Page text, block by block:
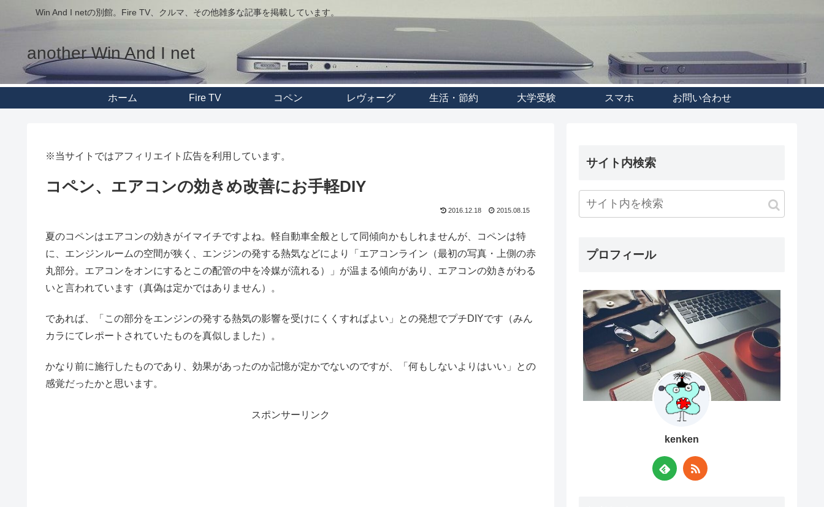
Win And I netの別館。Fire TV、クルマ、その他雑多な記事を掲載しています。
another Win And I net
ホーム Fire TV コペン レヴォーグ 生活・節約 大学受験 スマホ お問い合わせ
※当サイトではアフィリエイト広告を利用しています。
コペン、エアコンの効きめ改善にお手軽DIY
2016.12.18 2015.08.15
夏のコペンはエアコンの効きがイマイチですよね。軽自動車全般として同傾向かもしれませんが、コペンは特
に、エンジンルームの空間が狭く、エンジンの発する熱気などにより「エアコンライン（最初の写真・上側の赤
丸部分。エアコンをオンにするとこの配管の中を冷媒が流れる）」が温まる傾向があり、エアコンの効きがわる
いと言われています（真偽は定かではありません）。
であれば、「この部分をエンジンの発する熱気の影響を受けにくくすればよい」との発想でプチDIYです（みん
カラにてレポートされていたものを真似しました）。
かなり前に施行したものであり、効果があったのか記憶が定かでないのですが、「何もしないよりはいい」との
感覚だったかと思います。
スポンサーリンク
サイト内検索
プロフィール
kenken